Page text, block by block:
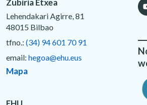
Lehendakari Agirre, 81
48015 Bilbao
tfno.: (34) 94 601 70 91
email: hegoa@ehu.eus
Mapa